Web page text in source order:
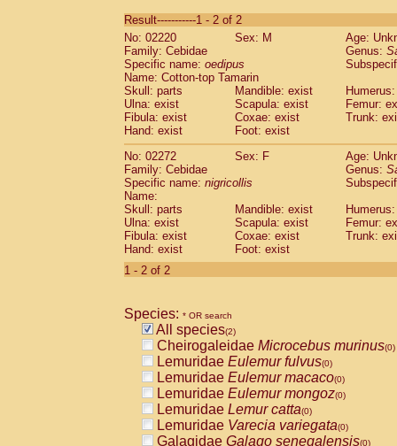
CebidaeSaguinus labiatus(0)
Cebidae Saguinus leucopus (0)
Cebidae
CebidaeSaguinus mystax
Cebidae Saguinus nigricollis (1)
Cebidae Saguinus oedipus
Cebidae Saguinus weddelli
Cebidae Saguinusspp.
Cebidae Aotus trivirgatus
Cebidae
CebidaeCebus apella
Cebidae
Cebidae Cebus nigrivittatus
Cebidae Cebusspp.(0)
Cebidae Saimiri boliviensis
CebidaeSaimiri sciureus(0)
AtelidaeAlouatta caraya(0)
Atelidae Alouatta seniculus
AtelidaeAlouatta
AtelidaeAteles belzebuth(0)
AtelidaeAteles geoffroyi(0)
AtelidaeAteles paniscus(0)
AtelidaeAtelesspp. (0)
AtelidaeLagothrix lagothricha
AtelidaeLagothrix lagothricha cana
PitheciidaeCacajao calvus
Result-----------1 - 2 of 2
No: 02220
Sex: M
Age:
Family: Cebidae
Genus:
Specific name: oedipus
Name: Cotton-top Tamarin
Skull: parts
Mandible: exist
Ulna: exist
Scapula: exist
Femur:
Fibula: exist
Coxae: exist
Trunk:
Hand: exist
Foot: exist
No: 02272
Sex: F
Age:
Family: Cebidae
Genus:
Specific name: nigricollis
Name:
Skull: parts
Mandible: exist
Ulna: exist
Scapula: exist
Femur:
Fibula: exist
Coxae: exist
Trunk:
Hand: exist
Foot: exist
1 - 2 of 2
Species: * OR search
All species(2)
Cheirogaleidae Microcebus murinus(0)
Lemuridae Eulemur fulvus(0)
Lemuridae Eulemur macaco(0)
Lemuridae Eulemur mongoz(0)
Lemuridae Lemur catta(0)
Lemuridae Varecia variegata(0)
Galagidae Galago senegalensis(0)